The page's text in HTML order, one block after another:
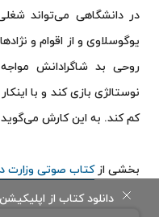
در دانشگاهی می‌تواند
یوگوسلاوی و از اقوام و
روحی بد شاگرادانش
نوستالژی بازی کند و با
کم کند. به این کارش
بخشی ازکتاب صوتی وزارت
دانلود کتاب از